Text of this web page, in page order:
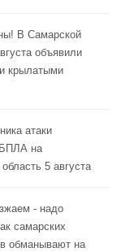
В Самарской
объявили
крылатыми
атаки
на
5 августа
- надо
самарских
обманывают на